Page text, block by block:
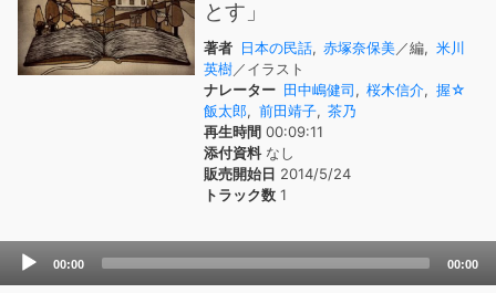
とす」
著者 日本の民話, 赤塚奈保美／編, 米川
英樹／イラスト
ナレーター 田中嶋健司, 桜木信介, 握☆
飯太郎, 前田靖子, 茶乃
再生時間 00:09:11
添付資料なし
販売開始日 2014/5/24
トラック数 1
Audio
00:00 00:00